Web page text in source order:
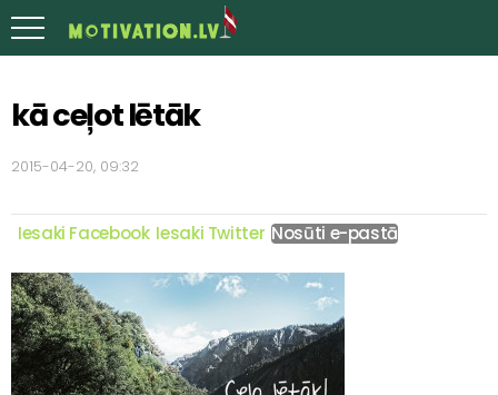
kā ceļot lētāk
2015-04-20, 09:32
Iesaki Facebook Iesaki Twitter Nosūti e-pastā